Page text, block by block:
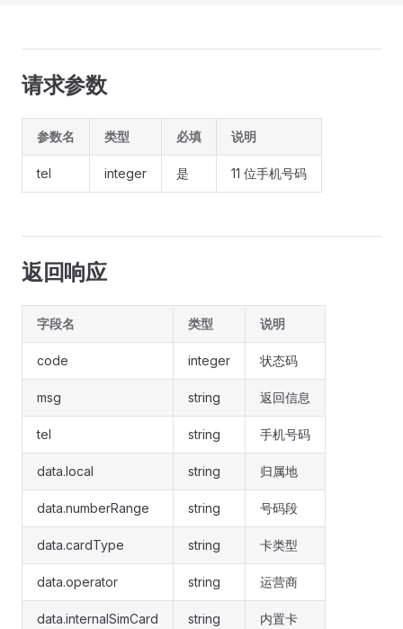
请求参数
参数名 类型 必填 说明
tel integer 是 11 位手机号码
返回响应
字段名 类型 说明
code integer 状态码
msg string 返回信息
tel string 手机号码
data.local string 归属地
data.numberRange string 号码段
data.cardType string 卡类型
data.operator string 运营商
data.internalSimCard string 内置卡